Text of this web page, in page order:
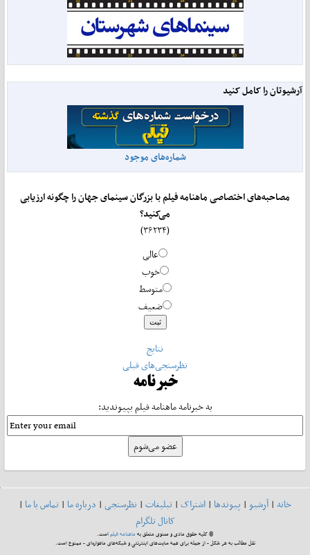
آرشیوتان را کامل کنید
شماره‌های موجود
مصاحبه‌های اختصاصی ماهنامه فیلم با بزرگان سینمای جهان را چگونه ارزیابی
می‌کنید؟
عالی
خوب
متوسط
ضعیف
نتایج
نظرسنجی‌های قبلی
خبرنامه
به خبرنامه ماهنامه فیلم بپیوندید:
خانه|آرشیو| پیوندها| اشتراک| تبلیغات| نظرسنجی| درباره ما| تماس با ما|
کانال تلگرام
© کلیه حقوق مادی و معنوی متعلق بهماهنامه فیلماست.
نقل مطالب به هر شکل - از جمله برای همه سایت‌های اینترنتی و شبکه‌های ماهواره‌ای - ممنوع است.